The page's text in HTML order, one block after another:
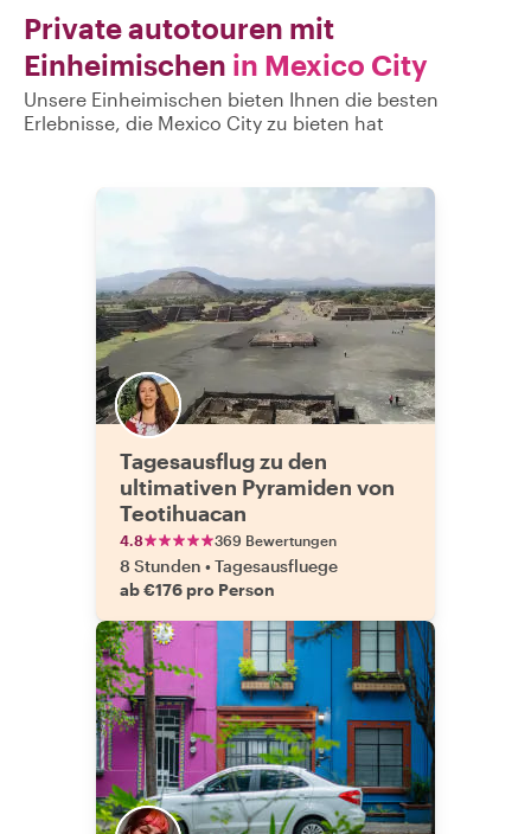
Private autotouren mit
Einheimischen in Mexico City
Unsere Einheimischen bieten Ihnen die besten
Erlebnisse, die Mexico City zu bieten hat
Tagesausflug zu den
ultimativen Pyramiden von
Teotihuacan
4.8 369 Bewertungen
8 Stunden •Tagesausfluege
ab €176 pro Person